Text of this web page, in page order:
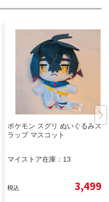
ポケモン スグリ ぬいぐるみスト
ラップ マスコット
マイストア在庫： 13
税込 3,499